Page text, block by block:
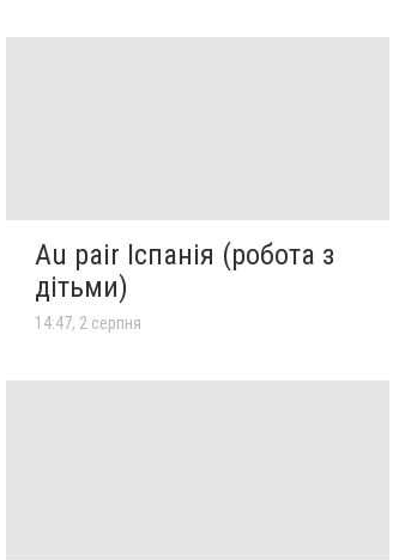
Au pair Іспанія (робота з
дітьми)
14:47, 2 серпня